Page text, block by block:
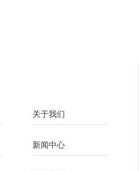
关于我们
新闻中心